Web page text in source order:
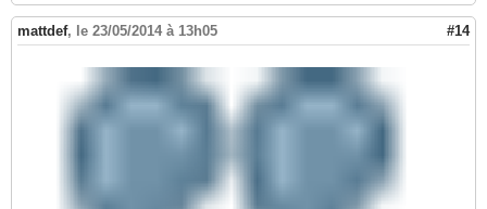
mattdef, le 23/05/2014 à 13h05 #14